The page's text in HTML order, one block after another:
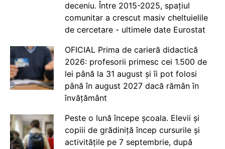
deceniu. Între 2015-2025, spațiul
comunitar a crescut masiv cheltuielile
de cercetare - ultimele date Eurostat
OFICIAL Prima de carieră didactică
2026: profesorii primesc cei 1.500 de
lei până la 31 august și îi pot folosi
până în august 2027 dacă rămân în
învățământ
Peste o lună începe școala. Elevii și
copiii de grădiniță încep cursurile și
activitățile pe 7 septembrie, după